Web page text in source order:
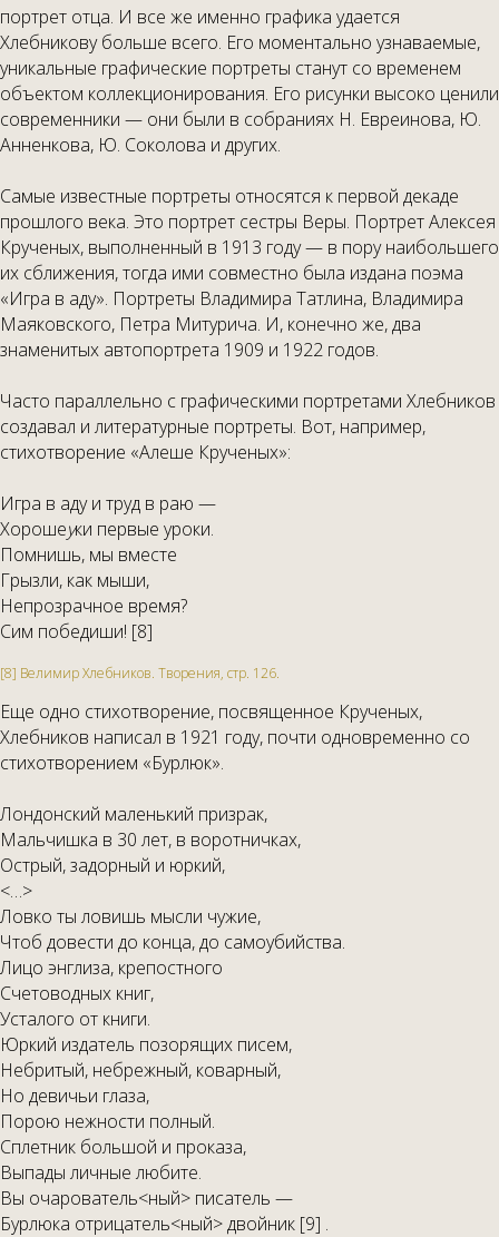
портрет отца. И все же именно графика удается
Хлебникову больше всего. Его моментально узнаваемые,
уникальные графические портреты станут со временем
объектом коллекционирования. Его рисунки высоко ценили
современники — они были в собраниях Н. Евреинова, Ю.
Анненкова, Ю. Соколова и других.
Самые известные портреты относятся к первой декаде
прошлого века. Это портрет сестры Веры. Портрет Алексея
Крученых, выполненный в 1913 году — в пору наибольшего
их сближения, тогда ими совместно была издана поэма
«Игра в аду». Портреты Владимира Татлина, Владимира
Маяковского, Петра Митурича. И, конечно же, два
знаменитых автопортрета 1909 и 1922 годов.
Часто параллельно с графическими портретами Хлебников
создавал и литературные портреты. Вот, например,
стихотворение «Алеше Крученых»:
Игра в аду и труд в раю —
Хорошеуки первые уроки.
Помнишь, мы вместе
Грызли, как мыши,
Непрозрачное время?
Сим победиши! [8]
[8] Велимир Хлебников. Творения, стр. 126.
Еще одно стихотворение, посвященное Крученых,
Хлебников написал в 1921 году, почти одновременно со
стихотворением «Бурлюк».
Лондонский маленький призрак,
Мальчишка в 30 лет, в воротничках,
Острый, задорный и юркий,
<…>
Ловко ты ловишь мысли чужие,
Чтоб довести до конца, до самоубийства.
Лицо энглиза, крепостного
Счетоводных книг,
Усталого от книги.
Юркий издатель позорящих писем,
Небритый, небрежный, коварный,
Но девичьи глаза,
Порою нежности полный.
Сплетник большой и проказа,
Выпады личные любите.
Вы очарователь<ный> писатель —
Бурлюка отрицатель<ный> двойник [9] .